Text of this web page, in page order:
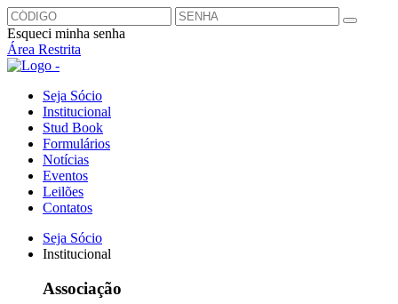
Esqueci minha senha
Área Restrita
Seja Sócio
Institucional
Stud Book
Formulários
Notícias
Eventos
Leilões
Contatos
Seja Sócio
Institucional
Associação